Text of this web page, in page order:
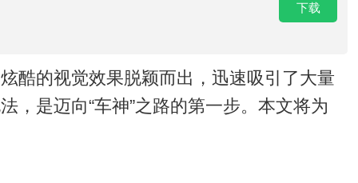
下载
酷的视觉效果脱颖而出，迅速吸引了大量
，是迈向“车神”之路的第一步。本文将为